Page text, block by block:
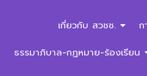
เกี่ยวกับ สวชช. ก
ธรรมาภิบาล-กฏหมาย-ร้องเรียน